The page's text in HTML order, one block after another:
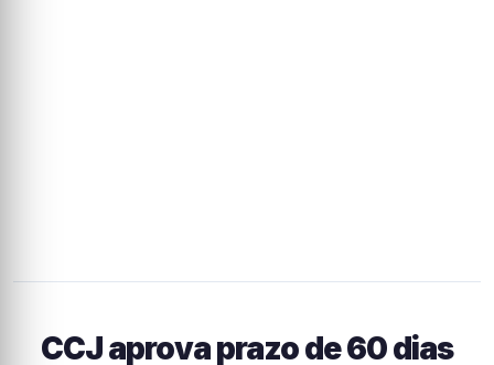
CCJ aprova prazo de 60 dias